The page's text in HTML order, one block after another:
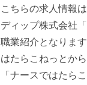
こちらの求人情報は
ディップ株式会社
職業紹介となります
はたらこねっとか
「ナースではたら